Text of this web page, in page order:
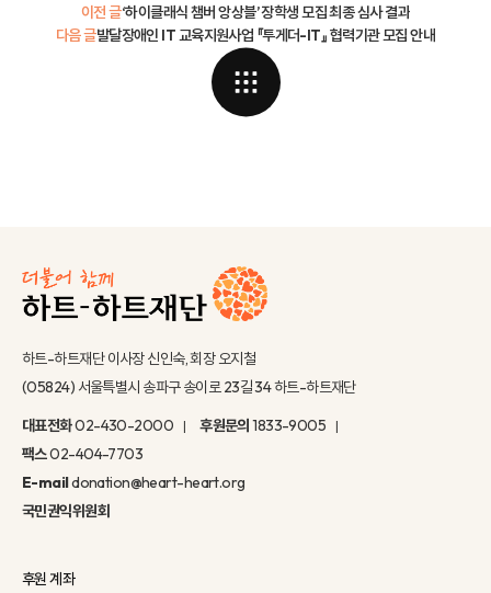
이전 글‘하이클래식 챔버 앙상블’ 장학생 모집 최종 심사 결과
발달장애인 IT 교육지원사업 『투게더-IT』 협력기관 모집 안내
다음 글
하트-하트재단 이사장 신인숙, 회장 오지철
(05824) 서울특별시 송파구 송이로 23길 34 하트-하트재단
대표전화02-430-2000 후원문의1833-9005
팩스02-404-7703
E-maildonation@heart-heart.org
국민권익위원회
후원 계좌